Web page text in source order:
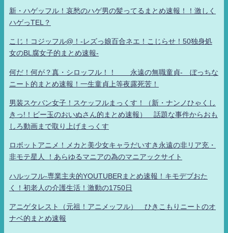
新・ハゲッフル！哀愁のハゲ男の髪ってるまとめ速報！！激しく
ハゲっTEL？
こじ！コジッフル@！-レズっ娘百合ネエ！こじらせ！50独身処
女のBL腐女子的まとめ速報-
何だ！何が？真・シロッフル！！ 永遠の無職童貞- ぼっちな
ニート的まとめ速報！一生童貞上等夜露死苦！
男装スケバン女子！スケッフルまっくす！（新・ナンノひゃくし
きっ!！ビー玉のおいぬさん的まとめ速報） 話題な事件からおも
しろ動画まで取り上げまっくす
ロボットアニメ！メカと美少女キャラだいすき永遠の非リア充・
非モテ星人 ！あらゆるマニアの為のマニアックサイト
ハルッフル-専業主夫的YOUTUBERまとめ速報！キモデブおた
く！初老人の介護生活！激動の1750日
アニゲタレスト（元祖！アニメッフル） ひきこもりニートのオ
ナベ的まとめ速報